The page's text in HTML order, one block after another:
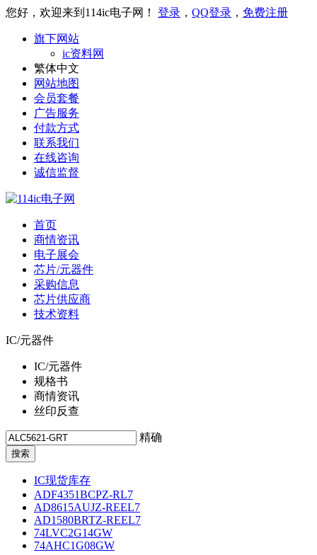
您好，欢迎来到114ic电子网！ 登录 ， QQ登录 ， 免费注册
旗下网站
ic资料网
繁体中文
网站地图
会员套餐
广告服务
付款方式
联系我们
在线咨询
诚信监督
首页
商情资讯
电子展会
芯片/元器件
采购信息
芯片供应商
技术资料
IC/元器件
IC/元器件
规格书
商情资讯
丝印反查
精确
IC现货库存
ADF4351BCPZ-RL7
AD8615AUJZ-REEL7
AD1580BRTZ-REEL7
74LVC2G14GW
74AHC1G08GW